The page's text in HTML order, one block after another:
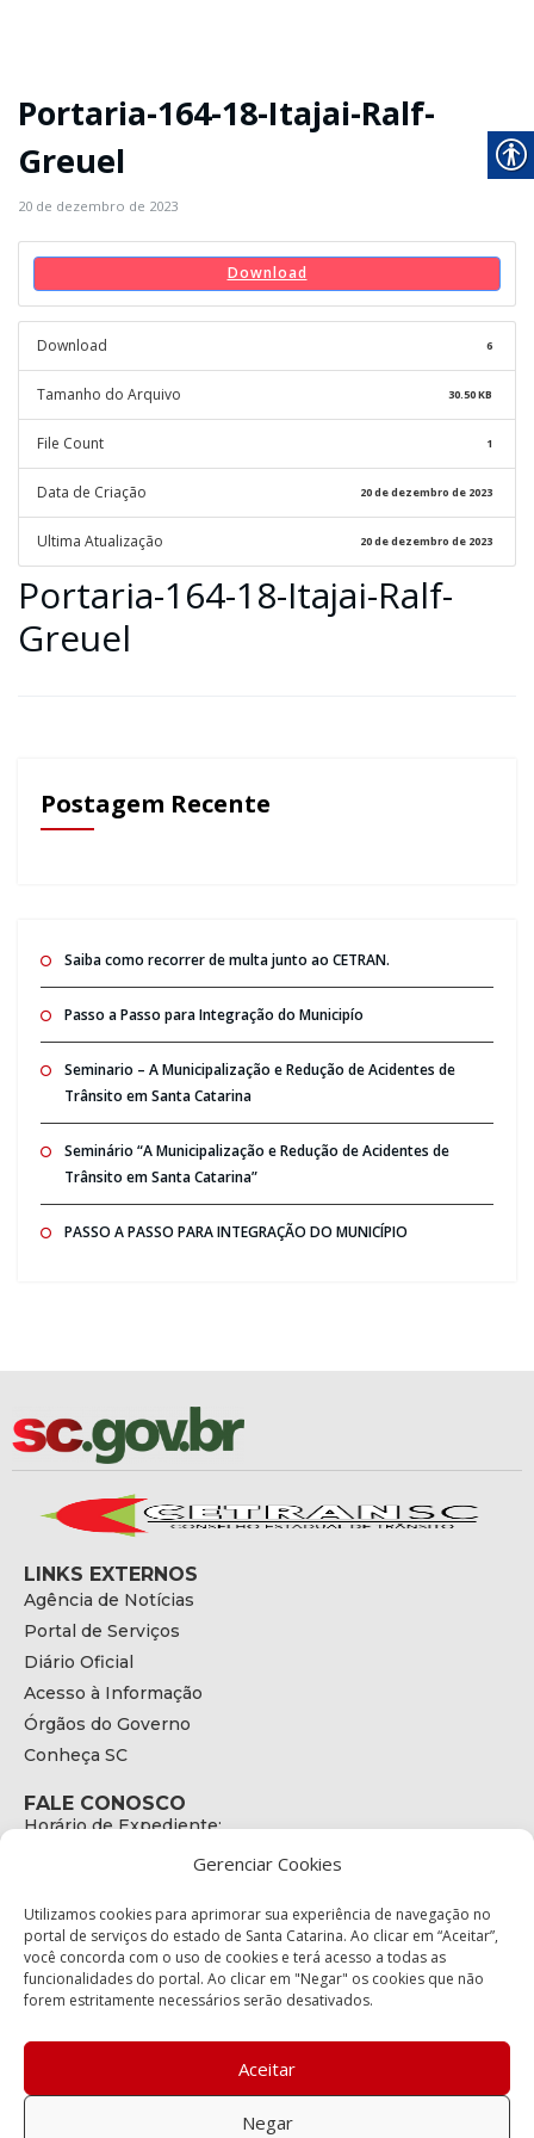
Gerenciar Cookies
Utilizamos cookies para aprimorar sua experiência de navegação no
portal de serviços do estado de Santa Catarina. Ao clicar em “Aceitar”,
você concorda com o uso de cookies e terá acesso a todas as
funcionalidades do portal. Ao clicar em "Negar" os cookies que não
forem estritamente necessários serão desativados.
Aceitar
Negar
Portaria-164-18-Itajai-Ralf-
Greuel
20 de dezembro de 2023
Download
Download 6
Tamanho do Arquivo 30.50 KB
File Count 1
Data de Criação 20 de dezembro de 2023
Ultima Atualização 20 de dezembro de 2023
Portaria-164-18-Itajai-Ralf-
Greuel
Postagem Recente
Saiba como recorrer de multa junto ao CETRAN.
Passo a Passo para Integração do Municipío
Seminario – A Municipalização e Redução de Acidentes de
Trânsito em Santa Catarina
Seminário “A Municipalização e Redução de Acidentes de
Trânsito em Santa Catarina”
PASSO A PASSO PARA INTEGRAÇÃO DO MUNICÍPIO
LINKS EXTERNOS
Agência de Notícias
Portal de Serviços
Diário Oficial
Acesso à Informação
Órgãos do Governo
Conheça SC
FALE CONOSCO
Horário de Expediente:
E-mail:
secretariaexecutiva@cetran.sc.gov.br
ENDEREÇO
Endereço:
Bairro:
Coqueiros, Florianópolis SC
88.080-160